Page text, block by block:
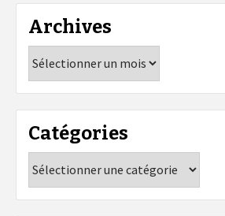
Archives
Catégories